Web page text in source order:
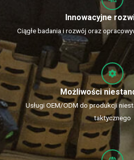
Innowacyjne
Ciągłe badania i rozwój oraz
Możliwości
Usługi OEM/ODM do produkcji
taktycznego